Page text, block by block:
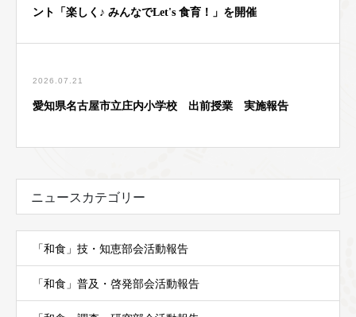
ント「楽しく♪ みんなでLet's 食育！」を開催
2026.07.21
愛知県名古屋市立庄内小学校 出前授業 実施報告
ニュースカテゴリー
「和食」技・知恵部会活動報告
「和食」普及・啓発部会活動報告